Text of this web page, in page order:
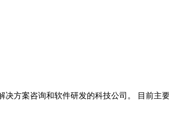
方案咨询和软件研发的科技公司。 目前